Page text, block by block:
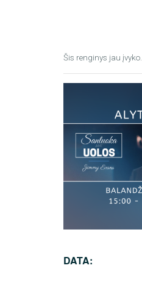
Šis renginys jau įvyko.
DATA: